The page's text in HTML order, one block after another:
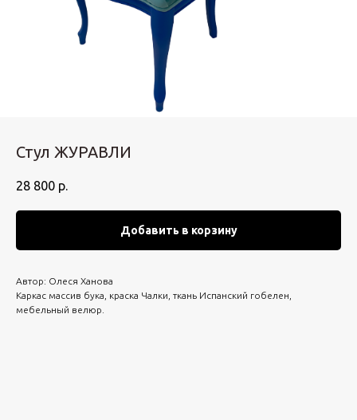
Стул ЖУРАВЛИ
28 800 р.
Добавить в корзину
Автор: Олеся Ханова
Каркас массив бука, краска Чалки, ткань Испанский гобелен,
мебельный велюр.